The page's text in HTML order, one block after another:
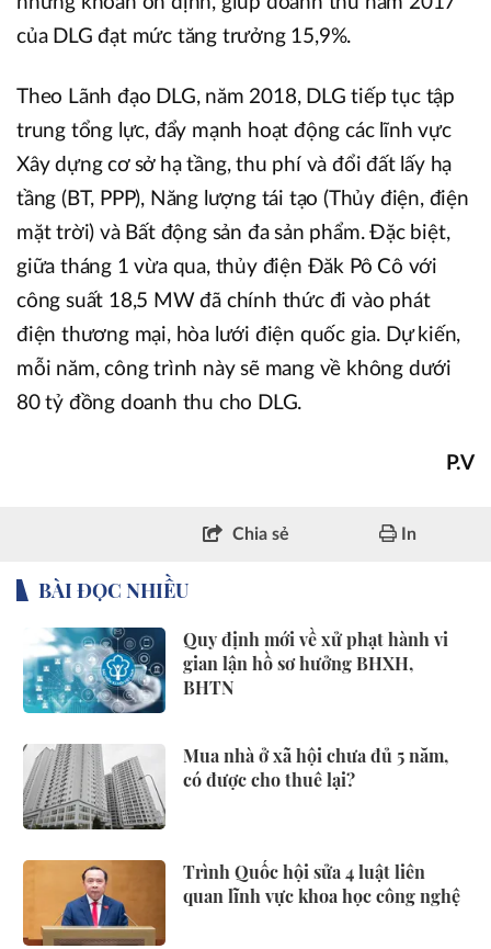
của DLG đạt mức tăng trưởng 15,9%.
Theo Lãnh đạo DLG, năm 2018, DLG tiếp tục tập
trung tổng lực, đẩy mạnh hoạt động các lĩnh vực
Xây dựng cơ sở hạ tầng, thu phí và đổi đất lấy hạ
tầng (BT, PPP), Năng lượng tái tạo (Thủy điện, điện
mặt trời) và Bất động sản đa sản phẩm. Đặc biệt,
giữa tháng 1 vừa qua, thủy điện Đăk Pô Cô với
công suất 18,5 MW đã chính thức đi vào phát
điện thương mại, hòa lưới điện quốc gia. Dự kiến,
mỗi năm, công trình này sẽ mang về không dưới
80 tỷ đồng doanh thu cho DLG.
P.V
Chia sẻ In
BÀI ĐỌC NHIỀU
Quy định mới về xử phạt hành vi
gian lận hồ sơ hưởng BHXH,
BHTN
Mua nhà ở xã hội chưa đủ 5 năm,
có được cho thuê lại?
Trình Quốc hội sửa 4 luật liên
quan lĩnh vực khoa học công nghệ